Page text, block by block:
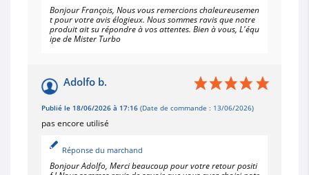
Bonjour François, Nous vous remercions chaleureusemen
t pour votre avis élogieux. Nous sommes ravis que notre
produit ait su répondre à vos attentes. Bien à vous, L'équ
ipe de Mister Turbo
Adolfo b.
Publié le 18/06/2026 à 17:16 (Date de commande : 13/06/2026)
pas encore utilisé
Réponse du marchand
Bonjour Adolfo, Merci beaucoup pour votre retour positi